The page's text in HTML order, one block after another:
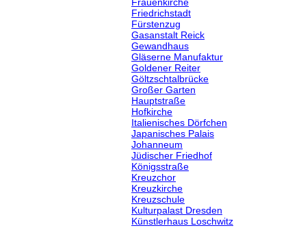
Friedrichstadt
Fürstenzug
Gasanstalt Reick
Gewandhaus
Gläserne Manufaktur
Goldener Reiter
Göltzschtalbrücke
Großer Garten
Hauptstraße
Hofkirche
Italienisches Dörfchen
Japanisches Palais
Johanneum
Jüdischer Friedhof
Königsstraße
Kreuzchor
Kreuzkirche
Kreuzschule
Kulturpalast Dresden
Künstlerhaus Loschwitz